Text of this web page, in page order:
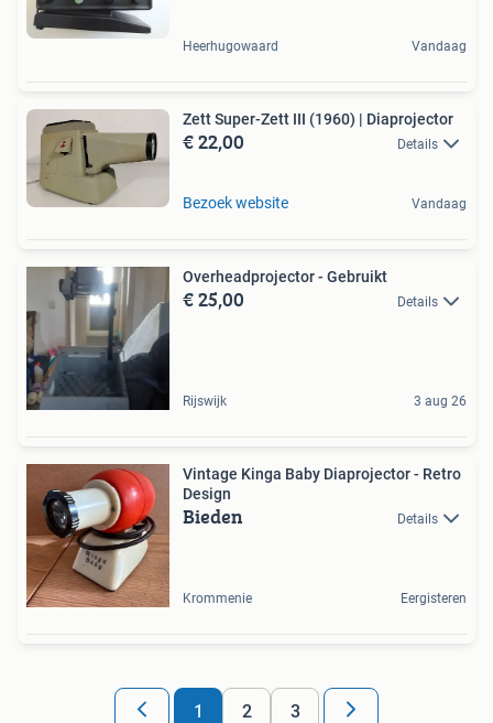
Heerhugowaard Vandaag
Zett Super-Zett III (1960) | Diaprojector
€ 22,00 Details
Bezoek website Vandaag
Overheadprojector - Gebruikt
€ 25,00 Details
Rijswijk 3 aug 26
Vintage Kinga Baby Diaprojector - Retro
Design
Bieden Details
Krommenie Eergisteren
1 2 3